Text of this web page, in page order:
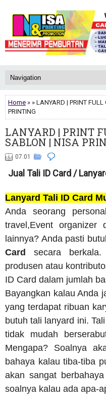
Home » » LANYARD | PRINT
PRINTING
LANYARD | PRINT
SABLON | NISA
07.01
Jual Tali ID Card /
Lanyard Tali ID Card
Anda seorang
travel,Event organizer
lainnya? Anda pasti
Cardsecara
produsen atau
ID Card dalam jumlah
Bayangkan kalau Anda
yang terdapat ribuan
butuh tali lanyard ini.
tidak mudah
Mengapa? Soalnya
bahaya kalau tiba-tiba
akan sangat
soalnya kalau ada apa-